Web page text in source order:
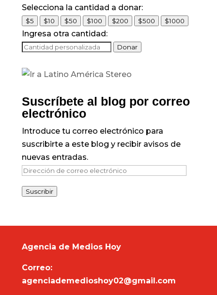
Selecciona la cantidad a donar:
$5 $10 $50 $100 $200 $500 $1000
Ingresa otra cantidad:
Donar
Suscríbete al blog por correo
electrónico
Introduce tu correo electrónico para
suscribirte a este blog y recibir avisos de
nuevas entradas.
Dirección
correo
Suscribir
Agencia de Medios Hoy
Correo:
agenciademedioshoy02@gmail.com